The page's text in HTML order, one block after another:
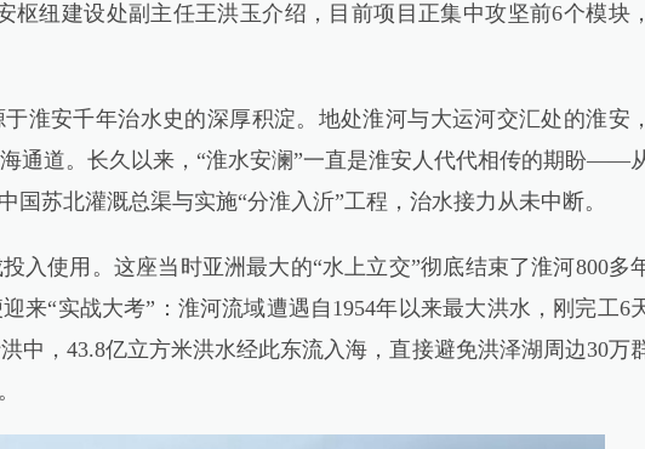
枢纽建设处副主任王洪玉介绍，目前项目正集中攻坚前6个模块，
安千年治水史的深厚积淀。地处淮河与大运河交汇处的淮安，
通道。长久以来，“淮水安澜”一直是淮安人代代相传的期盼——
国苏北灌溉总渠与实施“分淮入沂”工程，治水接力从未中断。
使用。这座当时亚洲最大的“水上立交”彻底结束了淮河800多
来“实战大考”：淮河流域遭遇自1954年以来最大洪水，刚完工6
中，43.8亿立方米洪水经此东流入海，直接避免洪泽湖周边30万